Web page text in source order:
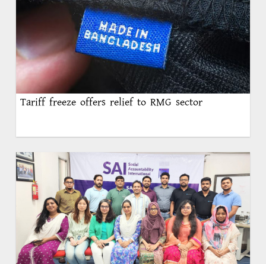
Tariff freeze offers relief to RMG sector